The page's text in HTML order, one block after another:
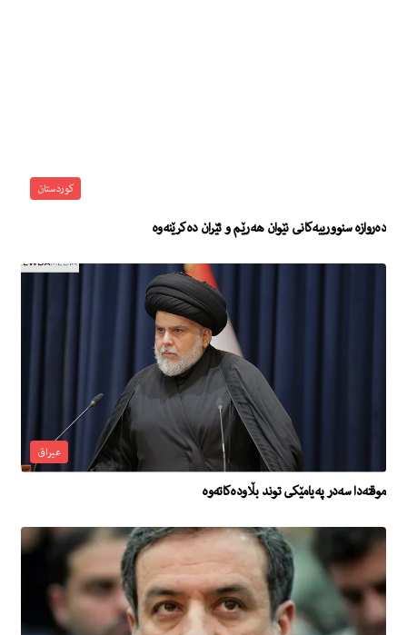
کوردستان
دەروازە سنوورییەكانی نێوان هەرێم و ئێران دەكرێنەوە
عیراق
موقته‌دا سه‌در په‌یامێكى توند بڵاوده‌كاته‌وه‌